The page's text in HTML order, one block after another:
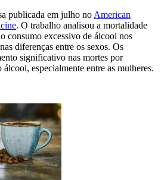
publicada em julho no American
. O trabalho analisou a mortalidade
consumo excessivo de álcool nos
diferenças entre os sexos. Os
significativo nas mortes por
especialmente entre as mulheres.